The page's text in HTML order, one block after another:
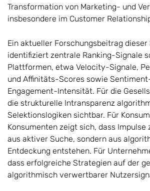
Transformation von Marketing- und
insbesondere im Customer
Ein aktueller Forschungsbeitrag
identifiziert zentrale Ranking-Signale
Plattformen, etwa Velocity-Signale,
und Affinitäts-Scores sowie
Engagement-Intensität. Für die
die strukturelle Intransparenz
Selektionslogiken sichtbar. Für
Konsumenten zeigt sich, dass Impulse
aus aktiver Suche, sondern aus
Entdeckung entstehen. Für
dass erfolgreiche Strategien auf der
algorithmisch verwertbarer